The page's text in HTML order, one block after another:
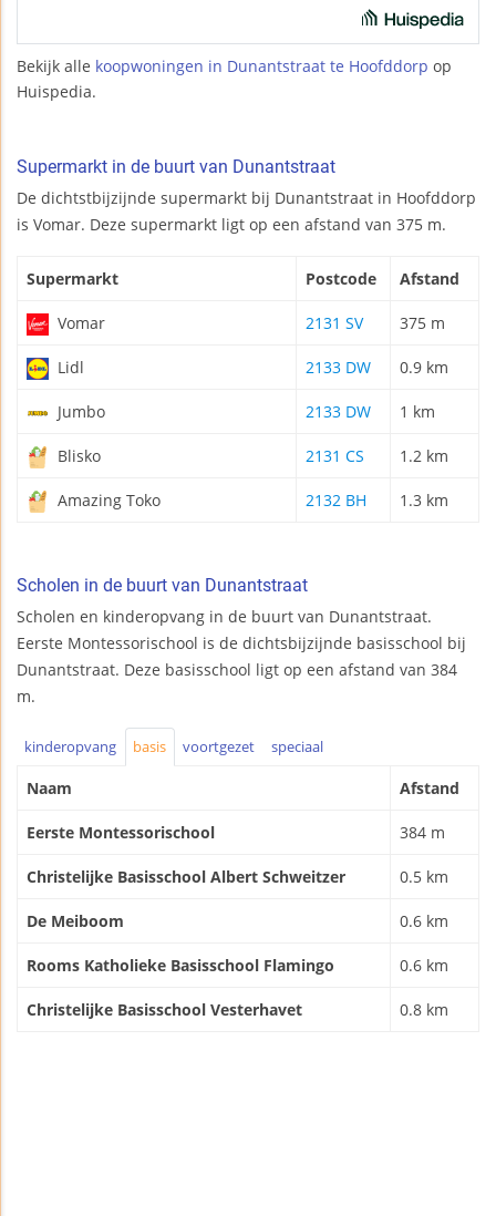
Bekijk alle koopwoningen in Dunantstraat te Hoofddorp op
Huispedia.
Supermarkt in de buurt van Dunantstraat
De dichtstbijzijnde supermarkt bij Dunantstraat in Hoofddorp
is Vomar. Deze supermarkt ligt op een afstand van 375 m.
Supermarkt Postcode Afstand
Vomar 2131 SV 375 m
Lidl 2133 DW 0.9 km
Jumbo 2133 DW 1 km
Blisko 2131 CS 1.2 km
Amazing Toko 2132 BH 1.3 km
Scholen in de buurt van Dunantstraat
Scholen en kinderopvang in de buurt van Dunantstraat.
Eerste Montessorischool is de dichtsbijzijnde basisschool bij
Dunantstraat. Deze basisschool ligt op een afstand van 384
m.
kinderopvang basis voortgezet speciaal
Naam Afstand
Eerste Montessorischool 384 m
Christelijke Basisschool Albert Schweitzer 0.5 km
De Meiboom 0.6 km
Rooms Katholieke Basisschool Flamingo 0.6 km
Christelijke Basisschool Vesterhavet 0.8 km